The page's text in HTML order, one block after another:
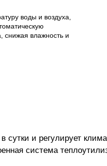
воды и воздуха,
снижая влажность и
сутки и регулирует
система